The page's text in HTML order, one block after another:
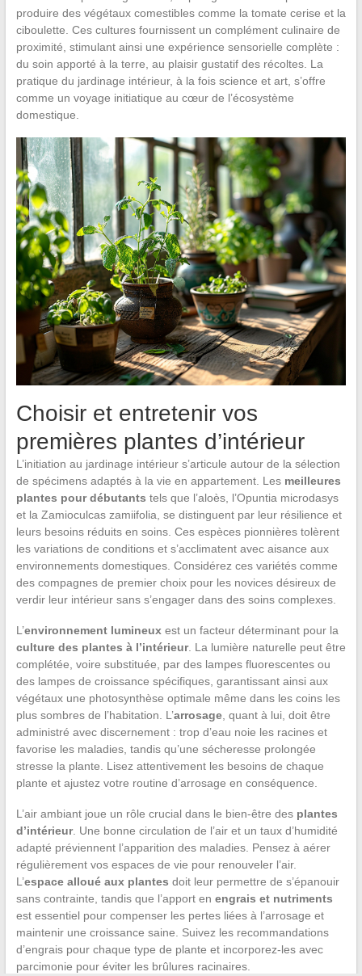
produire des végétaux comestibles comme la tomate cerise et la
ciboulette. Ces cultures fournissent un complément culinaire de
proximité, stimulant ainsi une expérience sensorielle complète :
du soin apporté à la terre, au plaisir gustatif des récoltes. La
pratique du jardinage intérieur, à la fois science et art, s’offre
comme un voyage initiatique au cœur de l’écosystème
domestique.
Choisir et entretenir vos
premières plantes d’intérieur
L’initiation au jardinage intérieur s’articule autour de la sélection
de spécimens adaptés à la vie en appartement. Les meilleures
plantes pour débutants tels que l’aloès, l’Opuntia microdasys
et la Zamioculcas zamiifolia, se distinguent par leur résilience et
leurs besoins réduits en soins. Ces espèces pionnières tolèrent
les variations de conditions et s’acclimatent avec aisance aux
environnements domestiques. Considérez ces variétés comme
des compagnes de premier choix pour les novices désireux de
verdir leur intérieur sans s’engager dans des soins complexes.
L’environnement lumineuxest un facteur déterminant pour la
culture des plantes à l’intérieur. La lumière naturelle peut être
complétée, voire substituée, par des lampes fluorescentes ou
des lampes de croissance spécifiques, garantissant ainsi aux
végétaux une photosynthèse optimale même dans les coins les
plus sombres de l’habitation. L’arrosage, quant à lui, doit être
administré avec discernement : trop d’eau noie les racines et
favorise les maladies, tandis qu’une sécheresse prolongée
stresse la plante. Lisez attentivement les besoins de chaque
plante et ajustez votre routine d’arrosage en conséquence.
L’air ambiant joue un rôle crucial dans le bien-être des plantes
d’intérieur. Une bonne circulation de l’air et un taux d’humidité
adapté préviennent l’apparition des maladies. Pensez à aérer
régulièrement vos espaces de vie pour renouveler l’air.
L’espace alloué aux plantes doit leur permettre de s’épanouir
sans contrainte, tandis que l’apport en engrais et nutriments
est essentiel pour compenser les pertes liées à l’arrosage et
maintenir une croissance saine. Suivez les recommandations
d’engrais pour chaque type de plante et incorporez-les avec
parcimonie pour éviter les brûlures racinaires.